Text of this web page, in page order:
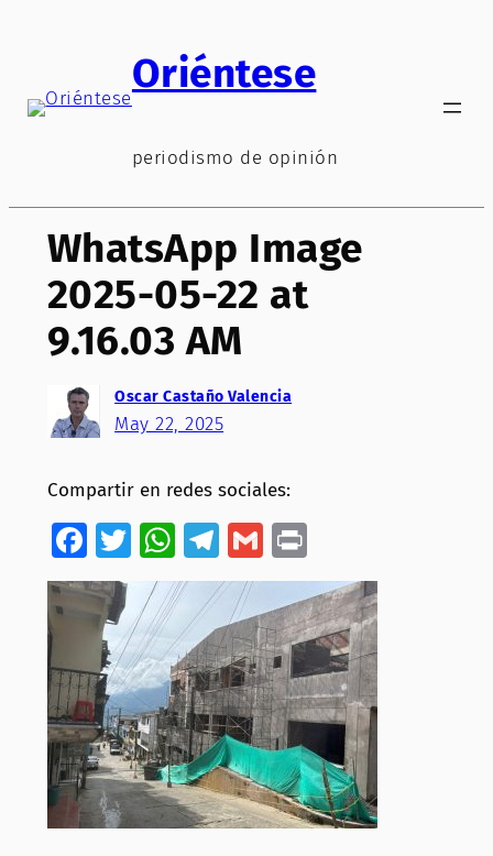
Oriéntese
periodismo de opinión
WhatsApp Image
2025-05-22 at
9.16.03 AM
Oscar Castaño Valencia
May 22, 2025
Compartir en redes sociales:
Facebook
Twitter
WhatsApp
Telegram
GmailPrint